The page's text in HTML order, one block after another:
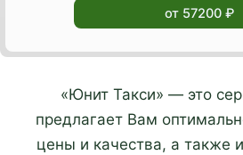
от 57200 ₽
«Юнит Такси» — это
предлагает Вам
цены и качества, а также